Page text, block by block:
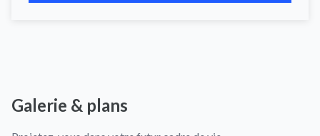
Galerie & plans